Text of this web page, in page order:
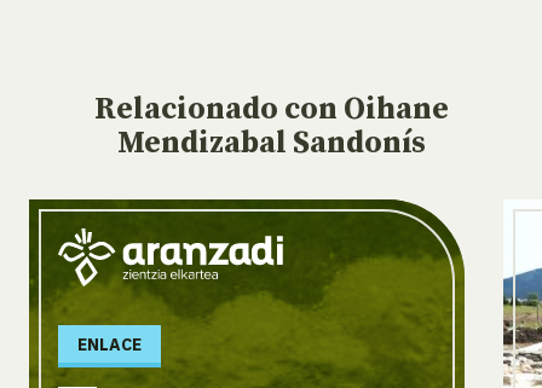
Relacionado con Oihane
Mendizabal Sandonís
ENLACE